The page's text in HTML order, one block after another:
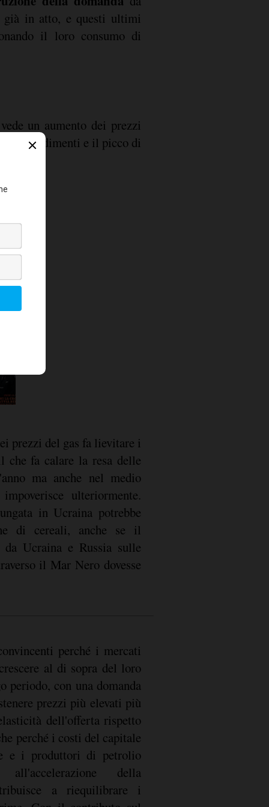
già in atto, e questi ultimi
il loro consumo di
un aumento dei prezzi
dei rendimenti e il picco di
prezzi del gas fa lievitare i
fa calare la resa delle
ma anche nel medio
ulteriormente.
in Ucraina potrebbe
di cereali, anche se il
Ucraina e Russia sulle
il Mar Nero dovesse
perché i mercati
al di sopra del loro
periodo, con una domanda
prezzi più elevati più
dell'offerta rispetto
perché i costi del capitale
e i produttori di petrolio
della
a riequilibrare i